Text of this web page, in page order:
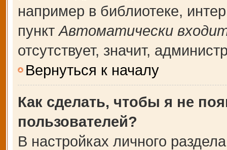
например в библиотеке,
пунктАвтоматически
отсутствует, значит,
Вернуться к началу
Как сделать, чтобы я не
пользователей?
В настройках личного